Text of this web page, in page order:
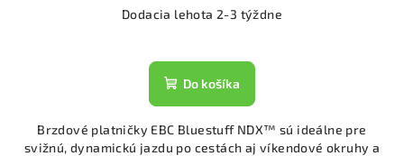
Dodacia lehota 2-3 týždne
Do košíka
Brzdové platničky EBC Bluestuff NDX™ sú ideálne pre
svižnú, dynamickú jazdu po cestách aj víkendové okruhy a